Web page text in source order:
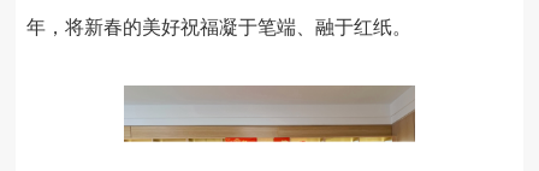
年，将新春的美好祝福凝于笔端、融于红纸。